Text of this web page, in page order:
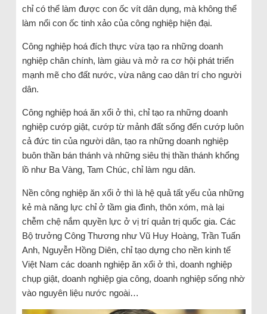
chỉ có thể làm được con ốc vít dân dụng, mà không thể
làm nổi con ốc tinh xảo của công nghiệp hiện đại.
Công nghiệp hoá đích thực vừa tạo ra những doanh
nghiệp chân chính, làm giàu và mở ra cơ hội phát triển
mạnh mẽ cho đất nước, vừa nâng cao dân trí cho người
dân.
Công nghiệp hoá ăn xổi ở thì, chỉ tạo ra những doanh
nghiệp cướp giật, cướp từ mảnh đất sống đến cướp luôn
cả đức tin của người dân, tạo ra những doanh nghiệp
buôn thần bán thánh và những siêu thị thần thánh khổng
lồ như Ba Vàng, Tam Chúc, chỉ làm ngu dân.
Nền công nghiệp ăn xổi ở thì là hệ quả tất yếu của những
kẻ mà năng lực chỉ ở tầm gia đình, thôn xóm, mà lại
chễm chệ nắm quyền lực ở vị trí quản trị quốc gia. Các
Bộ trưởng Công Thương như Vũ Huy Hoàng, Trần Tuấn
Anh, Nguyễn Hồng Diên, chỉ tạo dựng cho nền kinh tế
Việt Nam các doanh nghiệp ăn xổi ở thì, doanh nghiệp
chụp giật, doanh nghiệp gia công, doanh nghiệp sống nhờ
vào nguyên liệu nước ngoài…